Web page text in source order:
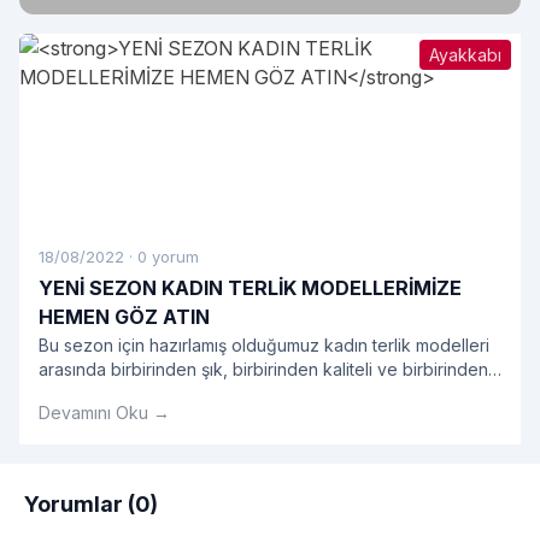
Ayakkabı
18/08/2022 · 0 yorum
YENİ SEZON KADIN TERLİK MODELLERİMİZE
HEMEN GÖZ ATIN
Bu sezon için hazırlamış olduğumuz kadın terlik modelleri
arasında birbirinden şık, birbirinden kaliteli ve birbirinden
Devamını Oku →
Yorumlar (0)